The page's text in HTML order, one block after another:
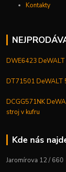
Kontakty
DWE6423 DeWALT
DT71501 DeWALT
DCGG571NK
stroj v kufru
Kde nás
Jaromírova 12 / 660